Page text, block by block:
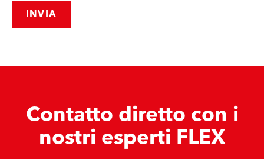
INVIA
Contatto diretto con i
nostri esperti FLEX